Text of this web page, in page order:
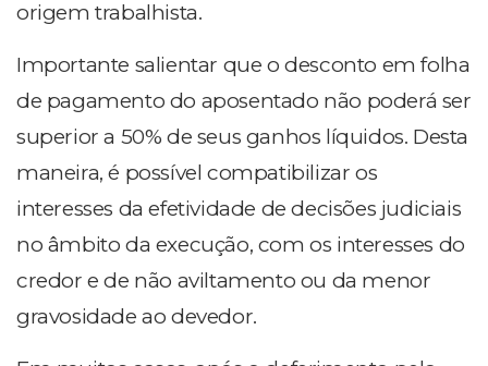
origem trabalhista.
Importante salientar que o desconto em folha
de pagamento do aposentado não poderá ser
superior a 50% de seus ganhos líquidos. Desta
maneira, é possível compatibilizar os
interesses da efetividade de decisões judiciais
no âmbito da execução, com os interesses do
credor e de não aviltamento ou da menor
gravosidade ao devedor.